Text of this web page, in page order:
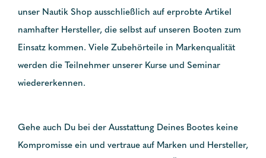
unser Nautik Shop ausschließlich auf erprobte Artikel
namhafter Hersteller, die selbst auf unseren Booten zum
Einsatz kommen. Viele Zubehörteile in Markenqualität
werden die Teilnehmer unserer Kurse und Seminar
wiedererkennen.
Gehe auch Du bei der Ausstattung Deines Bootes keine
Kompromisse ein und vertraue auf Marken und Hersteller,